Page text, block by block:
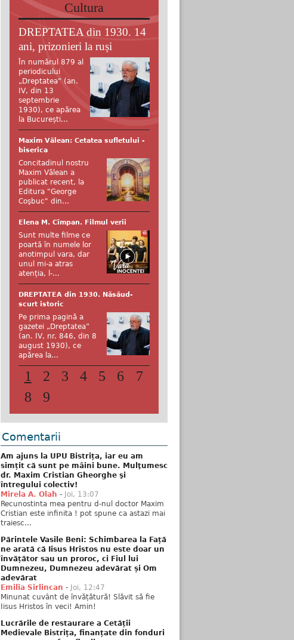
Cultura
DREPTATEA din 1930. 14
ani, prizonieri la ruși
În numărul 879 al
periodicului
„Dreptatea” (an.
IV, din 13
septembrie
1930), ce apărea
la București...
Maxim Vălean: Cetatea sufletului -
biserica
Concitadinul nostru
Maxim Vălean a
publicat recent, la
Editura "George
Coşbuc" din...
Elena M. Cîmpan. Filmul verii
Sunt multe filme ce
poartă în numele lor
anotimpul vara, dar
unul mi-a atras
atenția, l-...
DREPTATEA din 1930. Năsăud-
scurt istoric
Pe prima pagină a
gazetei „Dreptatea”
(an. IV, nr. 846, din 8
august 1930), ce
apărea la...
1 2 3 4 5 6
7
8
9
Comentarii
Am ajuns la UPU Bistrița, iar eu am
simțit că sunt pe mâini bune. Mulţumesc
dr. Maxim Cristian Gheorghe şi
întregului colectiv!
Mirela A. Olah - Joi, 13:07
Recunostinta mea pentru d-nul doctor Maxim
Cristian este infinita ! pot spune ca astazi mai
traiesc...
Părintele Vasile Beni: Schimbarea la Față
ne arată că Iisus Hristos nu este doar un
învățător sau un proroc, ci Fiul lui
Dumnezeu, Dumnezeu adevărat și Om
adevărat
Emilia Sirlincan - Joi, 12:47
Minunat cuvânt de învățătură! Slăvit să fie
Iisus Hristos în veci! Amin!
Lucrările de restaurare a Cetății
Medievale Bistrița, finanțate din fonduri